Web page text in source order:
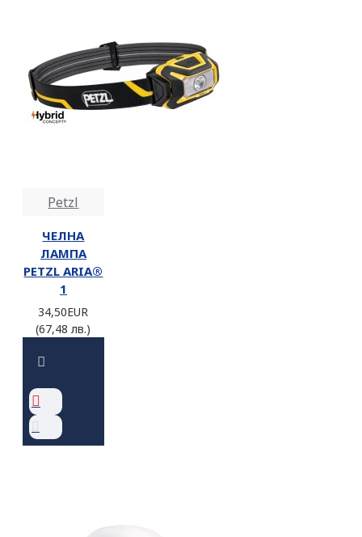
Petzl
ЧЕЛНА
ЛАМПА
PETZL ARIA®
1
34,50EUR
(67,48 лв.)